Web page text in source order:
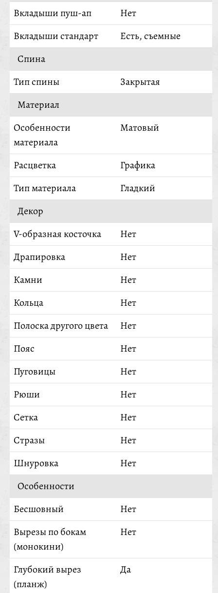
Вкладыши пуш-ап
Нет
Вкладыши стандарт
Есть, съемные
Спина
Тип спины
Закрытая
Материал
Особенности
материала
Матовый
Расцветка
Графика
Тип материала
Гладкий
Декор
V-образная косточка
Нет
Драпировка
Нет
Камни
Нет
Кольца
Нет
Полоска другого цвета
Нет
Пояс
Нет
Пуговицы
Нет
Рюши
Нет
Сетка
Нет
Стразы
Нет
Шнуровка
Нет
Особенности
Бесшовный
Нет
Вырезы по бокам
(монокини)
Нет
Глубокий вырез
(планж)
Да